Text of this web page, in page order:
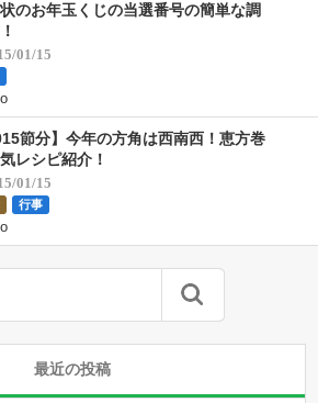
のお年玉くじの当選番号の簡単な調
01/15
節分】今年の方角は西南西！恵方巻
レシピ紹介！
01/15
行事
最近の投稿